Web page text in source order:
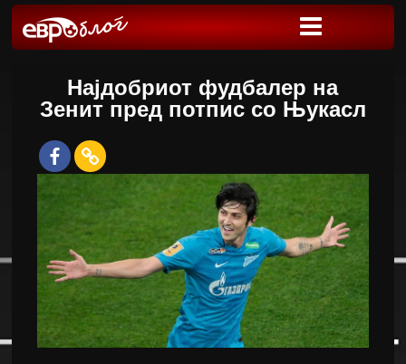
Најдобриот фудбалер на
Зенит пред потпис со Њукасл